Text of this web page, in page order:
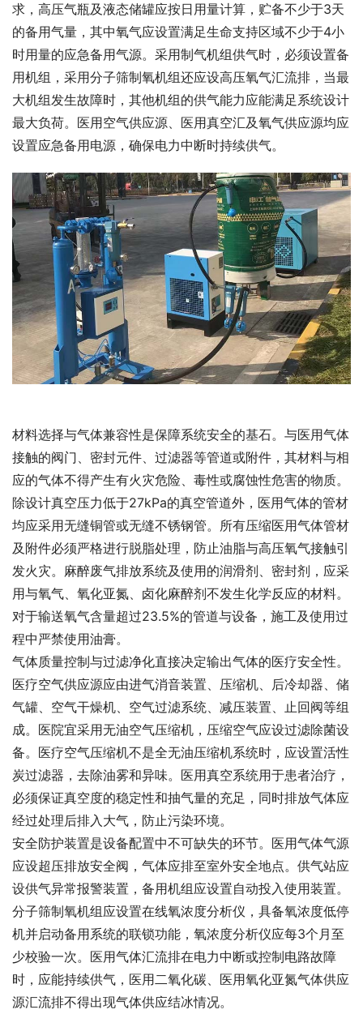
求，高压气瓶及液态储罐应按日用量计算，贮备不少于3天
的备用气量，其中氧气应设置满足生命支持区域不少于4小
时用量的应急备用气源。采用制气机组供气时，必须设置备
用机组，采用分子筛制氧机组还应设高压氧气汇流排，当最
大机组发生故障时，其他机组的供气能力应能满足系统设计
最大负荷。医用空气供应源、医用真空汇及氧气供应源均应
设置应急备用电源，确保电力中断时持续供气。
材料选择与气体兼容性是保障系统安全的基石。与医用气体
接触的阀门、密封元件、过滤器等管道或附件，其材料与相
应的气体不得产生有火灾危险、毒性或腐蚀性危害的物质。
除设计真空压力低于27kPa的真空管道外，医用气体的管材
均应采用无缝铜管或无缝不锈钢管。所有压缩医用气体管材
及附件必须严格进行脱脂处理，防止油脂与高压氧气接触引
发火灾。麻醉废气排放系统及使用的润滑剂、密封剂，应采
用与氧气、氧化亚氮、卤化麻醉剂不发生化学反应的材料。
对于输送氧气含量超过23.5%的管道与设备，施工及使用过
程中严禁使用油膏。
气体质量控制与过滤净化直接决定输出气体的医疗安全性。
医疗空气供应源应由进气消音装置、压缩机、后冷却器、储
气罐、空气干燥机、空气过滤系统、减压装置、止回阀等组
成。医院宜采用无油空气压缩机，压缩空气应设过滤除菌设
备。医疗空气压缩机不是全无油压缩机系统时，应设置活性
炭过滤器，去除油雾和异味。医用真空系统用于患者治疗，
必须保证真空度的稳定性和抽气量的充足，同时排放气体应
经过处理后排入大气，防止污染环境。
安全防护装置是设备配置中不可缺失的环节。医用气体气源
应设超压排放安全阀，气体应排至室外安全地点。供气站应
设供气异常报警装置，备用机组应设置自动投入使用装置。
分子筛制氧机组应设置在线氧浓度分析仪，具备氧浓度低停
机并启动备用系统的联锁功能，氧浓度分析仪应每3个月至
少校验一次。医用气体汇流排在电力中断或控制电路故障
时，应能持续供气，医用二氧化碳、医用氧化亚氮气体供应
源汇流排不得出现气体供应结冰情况。